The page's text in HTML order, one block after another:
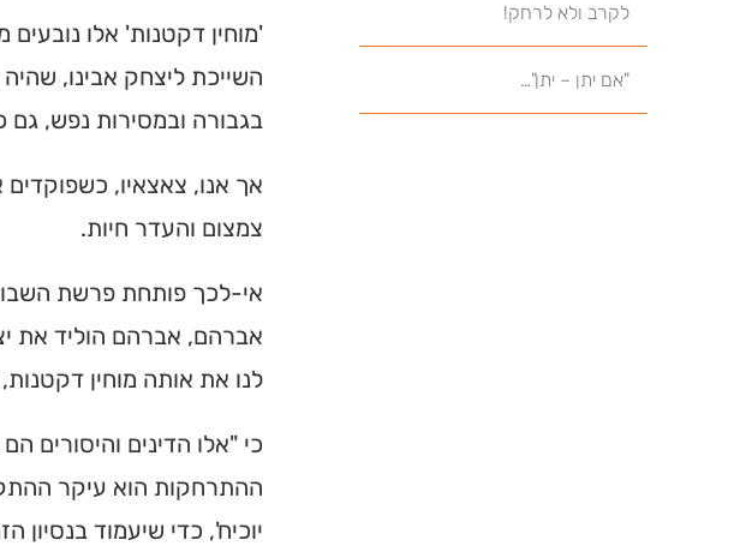
לקרב ולא לרחק!
"אם יתן – יתן"…
'מוחין דקטנות' אלו
השייכת ליצחק אבינו,
בגבורה ובמסירות נפש,
אך אנו, צאצאיו,
צמצום והעדר חיות.
אי-לכך פותחת פרשת
אברהם, אברהם הוליד את
לנו את אותה מוחין
כי "אלו הדינים והיסורים
ההתרחקות הוא עיקר
יוכיח', כדי שיעמוד בנסיון